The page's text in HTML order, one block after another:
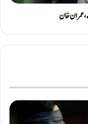
عمران خان